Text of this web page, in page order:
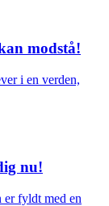
modstå!
i en verden,
nu!
er fyldt med en